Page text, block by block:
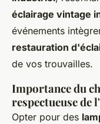
éclairage vintage
événements
restauration
de vos trouvailles.
Importance du
respectueuse de
Opter pour des